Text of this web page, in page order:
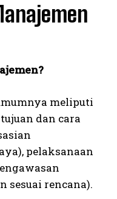
meliputi
dan cara
pelaksanaan
sesuai rencana).